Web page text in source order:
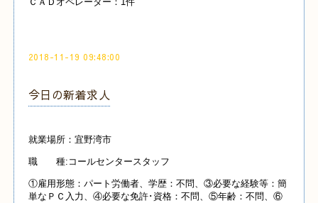
2018-11-19 09:48:00
今日の新着求人
就業場所：宜野湾市
職 種:コールセンタースタッフ
①雇用形態：パート労働者、学歴：不問、③必要な経験等：簡
単なＰＣ入力、④必要な免許･資格：不問、⑤年齢：不問、⑥